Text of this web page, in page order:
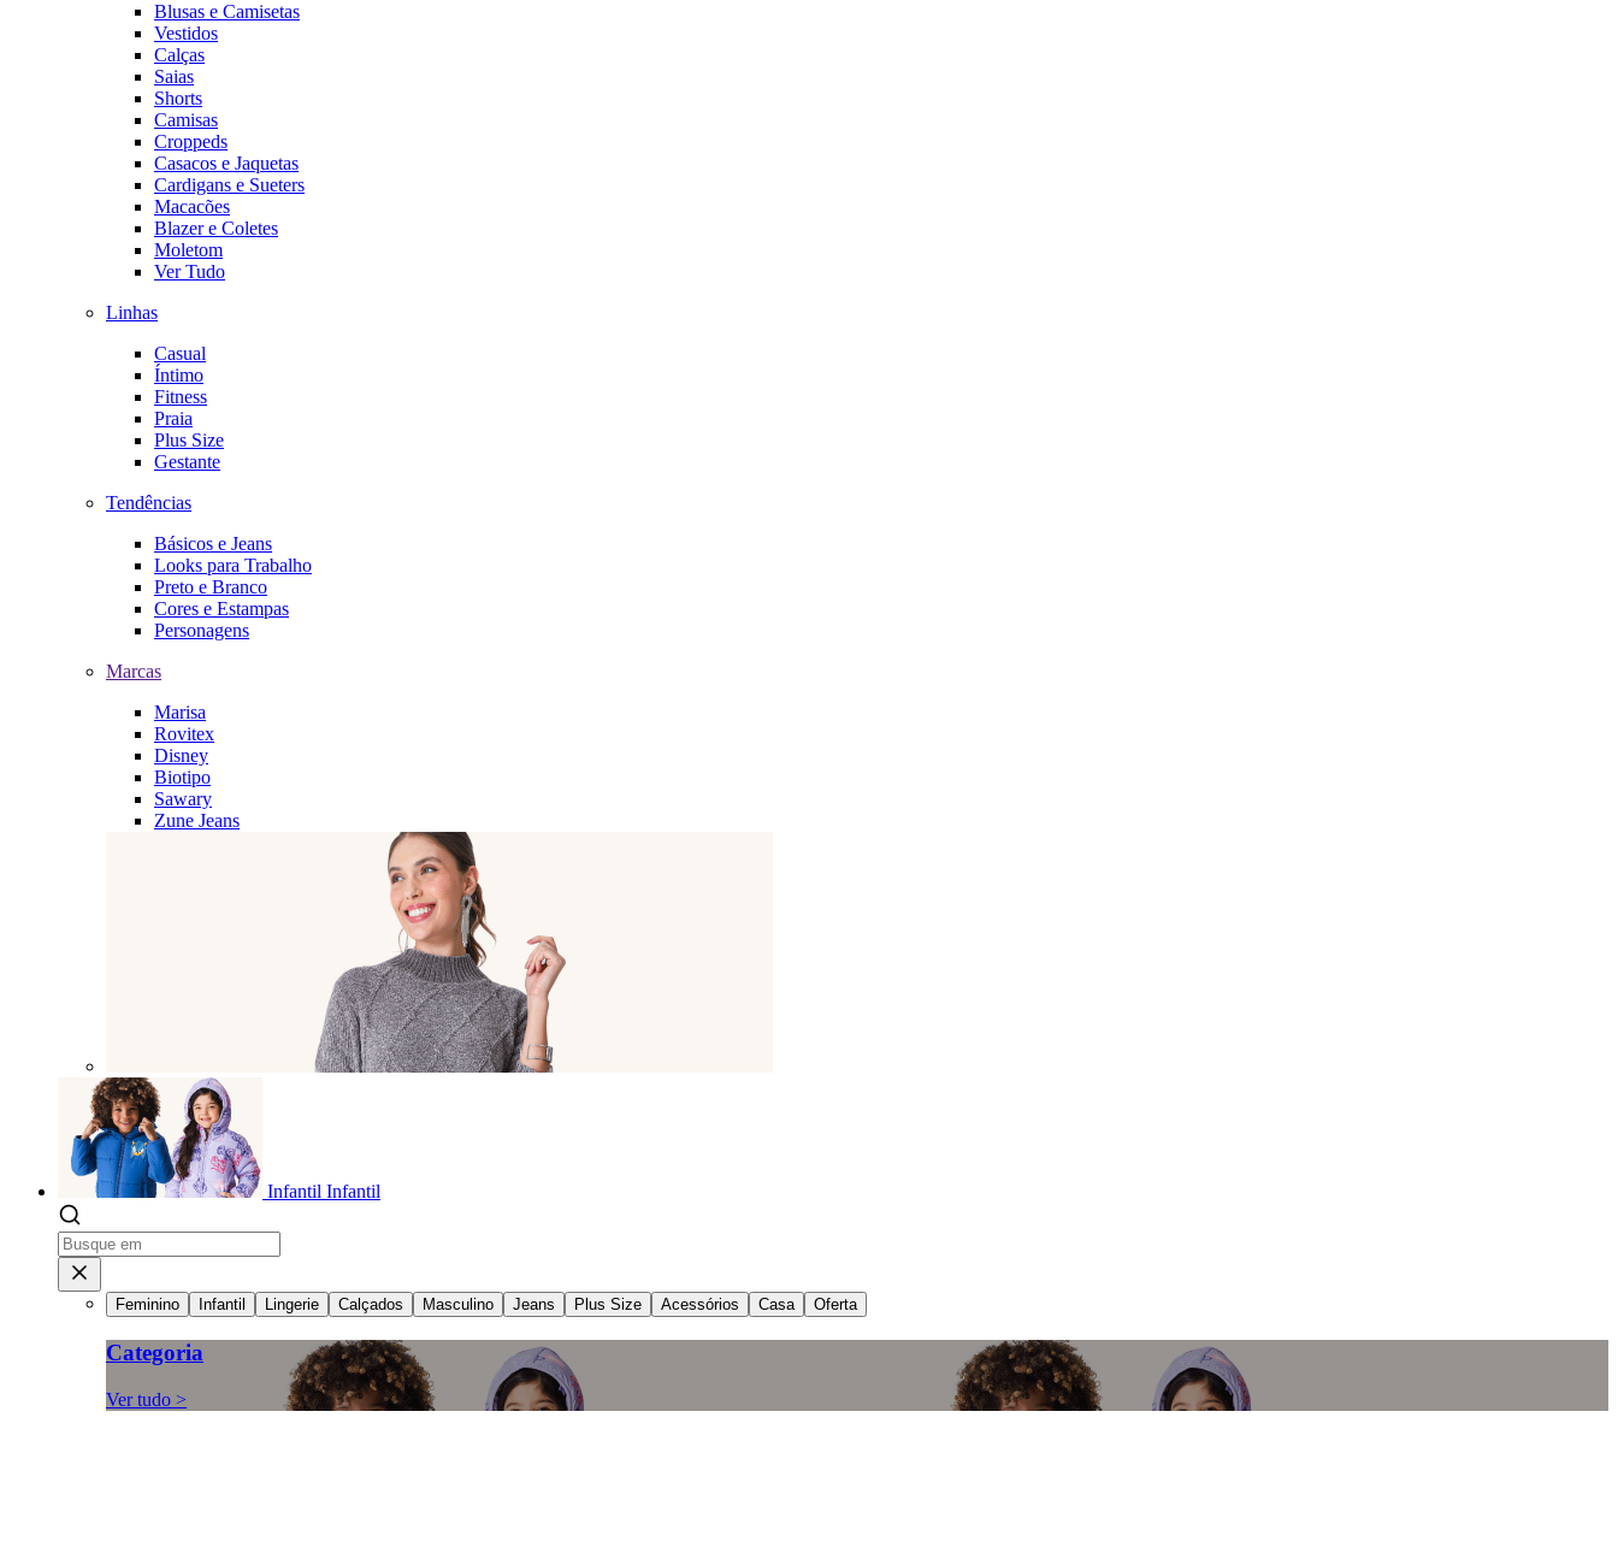
Blusas e Camisetas
Vestidos
Calças
Saias
Shorts
Camisas
Croppeds
Casacos e Jaquetas
Cardigans e Sueters
Macacões
Blazer e Coletes
Moletom
Ver Tudo
Linhas
Casual
Íntimo
Fitness
Praia
Plus Size
Gestante
Tendências
Básicos e Jeans
Looks para Trabalho
Preto e Branco
Cores e Estampas
Personagens
Marcas
Marisa
Rovitex
Disney
Biotipo
Sawary
Zune Jeans
Infantil Infantil
Feminino Infantil Lingerie Calçados Masculino Jeans Plus Size Acessórios Casa Oferta
Categoria
Ver tudo >